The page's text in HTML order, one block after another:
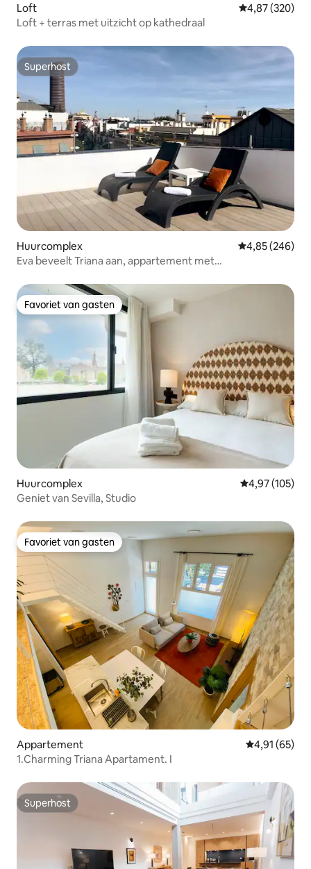
Loft Gemiddelde
4,87 (320)
Loft + terras met uitzicht op kathedraal
Superhost
Superhost
Huurcomplex Gemiddelde
4,85 (246)
Eva beveelt Triana aan, appartement met
Favoriet van gasten
Favoriet van gasten
Huurcomplex Gemiddelde
4,97 (105)
Geniet van Sevilla, Studio
Favoriet van gasten
Favoriet van gasten
Appartement Gemiddelde
4,91 (65)
1.Charming Triana Apartament. I
Superhost
Superhost